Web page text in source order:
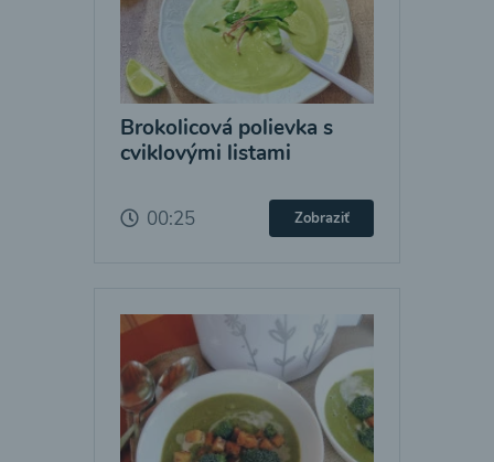
Brokolicová polievka s
cviklovými listami
00:25 Zobraziť